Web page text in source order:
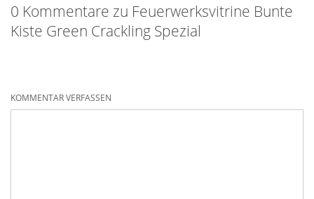
0 Kommentare zu Feuerwerksvitrine Bunte
Kiste Green Crackling Spezial
KOMMENTAR VERFASSEN